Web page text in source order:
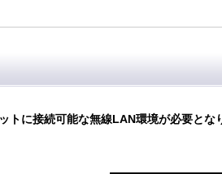
に接続可能な無線LAN環境が必要とな